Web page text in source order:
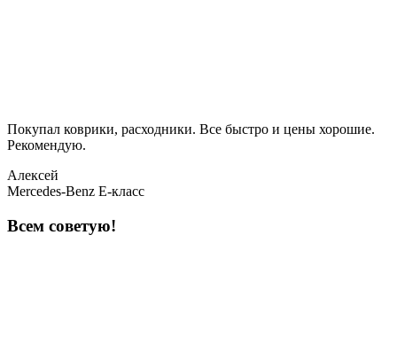
Покупал коврики, расходники. Все быстро и цены хорошие.
Рекомендую.
Алексей
Mercedes-Benz E-класс
Всем советую!